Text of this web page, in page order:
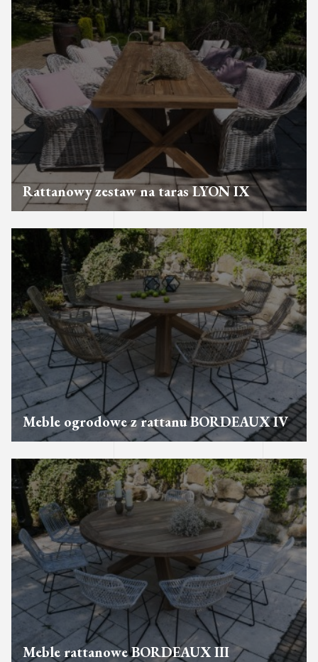
Rattanowy zestaw na taras LYON IX
Meble ogrodowe z rattanu BORDEAUX IV
Meble rattanowe BORDEAUX III